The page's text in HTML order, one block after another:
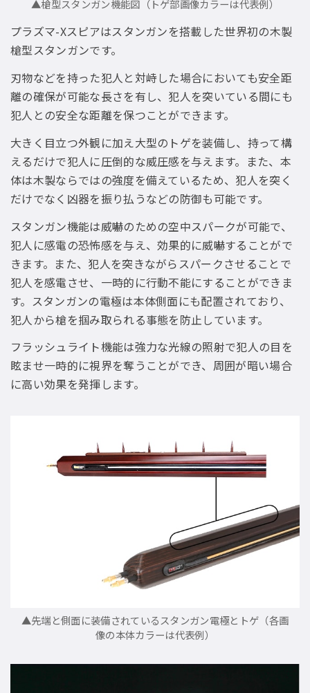
▲槍型スタンガン機能図（トゲ部画像カラーは代表例）
プラズマ-Xスピアはスタンガンを搭載した世界初の木製
槍型スタンガンです。
刃物などを持った犯人と対峙した場合においても安全距
離の確保が可能な長さを有し、犯人を突いている間にも
犯人との安全な距離を保つことができます。
大きく目立つ外観に加え大型のトゲを装備し、持って構
えるだけで犯人に圧倒的な威圧感を与えます。また、本
体は木製ならではの強度を備えているため、犯人を突く
だけでなく凶器を振り払うなどの防御も可能です。
スタンガン機能は威嚇のための空中スパークが可能で、
犯人に感電の恐怖感を与え、効果的に威嚇することがで
きます。また、犯人を突きながらスパークさせることで
犯人を感電させ、一時的に行動不能にすることができま
す。スタンガンの電極は本体側面にも配置されており、
犯人から槍を掴み取られる事態を防止しています。
フラッシュライト機能は強力な光線の照射で犯人の目を
眩ませ一時的に視界を奪うことができ、周囲が暗い場合
に高い効果を発揮します。
▲先端と側面に装備されているスタンガン電極とトゲ（各画
像の本体カラーは代表例）